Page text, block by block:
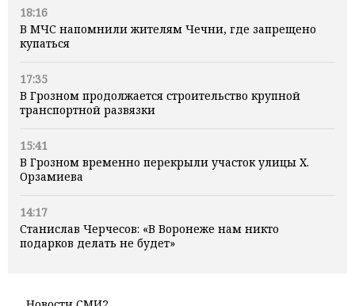
18:16
В МЧС напомнили жителям Чечни, где запрещено
купаться
17:35
В Грозном продолжается строительство крупной
транспортной развязки
15:41
В Грозном временно перекрыли участок улицы Х.
Орзамиева
14:17
Станислав Черчесов: «В Воронеже нам никто
подарков делать не будет»